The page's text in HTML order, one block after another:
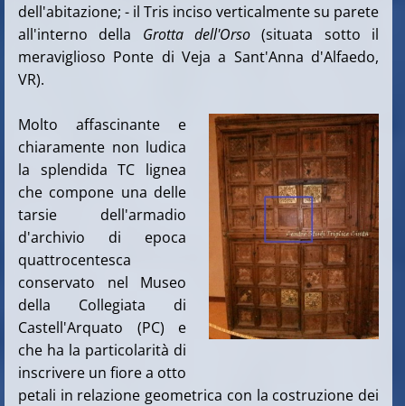
dell'abitazione; - il Tris inciso verticalmente su parete
all'interno della Grotta dell'Orso (situata sotto il
meraviglioso Ponte di Veja a Sant'Anna d'Alfaedo,
VR).
Molto affascinante e
chiaramente non ludica
la splendida TC lignea
che compone una delle
tarsie dell'armadio
d'archivio di epoca
quattrocentesca
conservato nel Museo
della Collegiata di
Castell'Arquato (PC) e
che ha la particolarità di
inscrivere un fiore a otto
petali in relazione geometrica con la costruzione dei